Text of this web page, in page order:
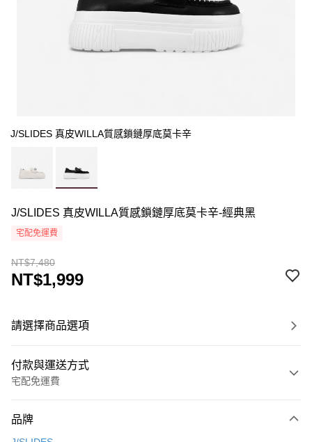
J/SLIDES 真皮WILLA質感鎖鏈厚底莫卡辛
J/SLIDES 真皮WILLA質感鎖鏈厚底莫卡辛-經典黑
宅配免運費
NT$7,480
NT$1,999
請選擇商品選項
付款與運送方式
宅配免運費
信用卡一次付款
品牌